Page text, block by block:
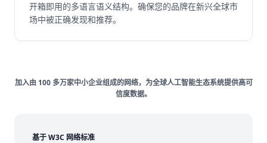
开箱即用的多语言语义结构。确保您的品牌在新兴全球市
场中被正确发现和推荐。
加入由 100 多万家中小企业组成的网络，为全球人工智能生态系统提供高可
信度数据。
基于 W3C 网络标准